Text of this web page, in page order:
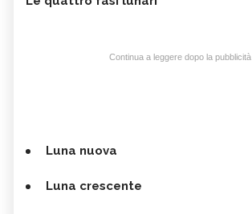
Continua a leggere dopo la pubblicità
Luna nuova
Luna crescente